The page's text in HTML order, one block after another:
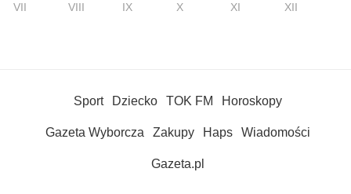
VII
VIII IX X XI XII
Sport Dziecko TOK FM Horoskopy
Gazeta Wyborcza Zakupy Haps Wiadomości
Gazeta.pl